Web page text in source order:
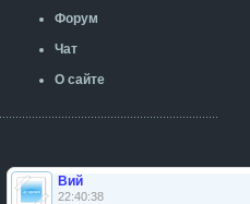
Форум
Чат
О сайте
Вий
22:40:38